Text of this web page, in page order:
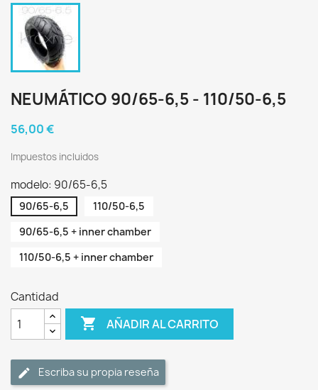
NEUMÁTICO 90/65-6,5 - 110/50-6,5
56,00 €
Impuestos incluidos
modelo: 90/65-6,5
90/65-6,5
110/50-6,5
90/65-6,5 + inner chamber
110/50-6,5 + inner chamber
Cantidad
 AÑADIR AL CARRITO
Escriba su propia reseña